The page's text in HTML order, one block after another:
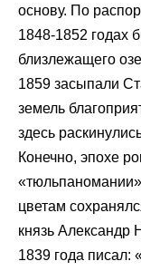
основу. По
1848-1852 годах
близлежащего
1859 засыпали
земель
здесь
Конечно, эпохе
«тюльпаномании»
цветам
князь Александр
1839 года писал: